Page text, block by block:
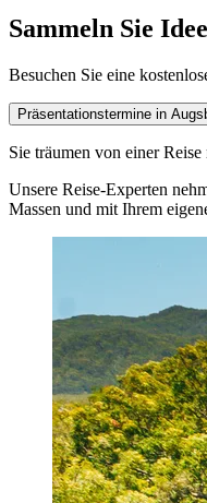
Sammeln Sie
Besuchen Sie eine
Präsentationstermine in
Sie träumen von einer
Unsere Reise-Experten
Massen und mit Ihrem